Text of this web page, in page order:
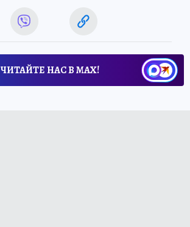
ЧИТАЙТЕ НАС В МАХ!